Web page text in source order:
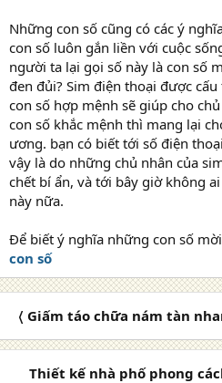
Những con số cũng có các ý
con số luôn gắn liền với cuộc
người ta lại gọi số này là con số
đen đủi? Sim điện thoại được
con số hợp mệnh sẽ giúp cho
con số khắc mệnh thì mang lại
ương. bạn có biết tới số điện
vậy là do những chủ nhân của
chết bí ẩn, và tới bây giờ không
này nữa.
Để biết ý nghĩa những con số
con số
〈 Giấm táo chữa nám tàn
Thiết kế nhà phố phong